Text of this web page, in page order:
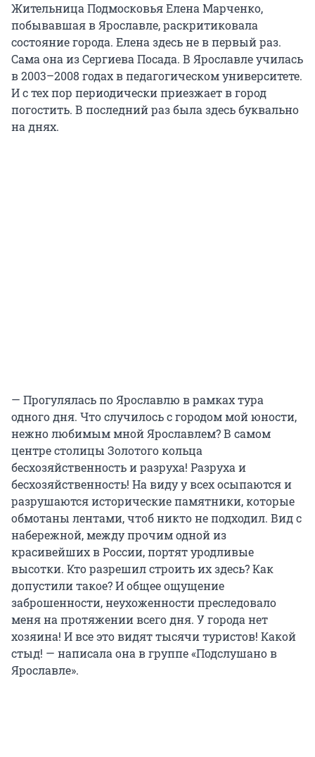
Жительница Подмосковья Елена Марченко,
побывавшая в Ярославле, раскритиковала
состояние города. Елена здесь не в первый раз.
Сама она из Сергиева Посада. В Ярославле училась
в 2003–2008 годах в педагогическом университете.
И с тех пор периодически приезжает в город
погостить. В последний раз была здесь буквально
на днях.
— Прогулялась по Ярославлю в рамках тура
одного дня. Что случилось с городом мой юности,
нежно любимым мной Ярославлем? В самом
центре столицы Золотого кольца
бесхозяйственность и разруха! Разруха и
бесхозяйственность! На виду у всех осыпаются и
разрушаются исторические памятники, которые
обмотаны лентами, чтоб никто не подходил. Вид с
набережной, между прочим одной из
красивейших в России, портят уродливые
высотки. Кто разрешил строить их здесь? Как
допустили такое? И общее ощущение
заброшенности, неухоженности преследовало
меня на протяжении всего дня. У города нет
хозяина! И все это видят тысячи туристов! Какой
стыд! — написала она в группе «Подслушано в
Ярославле».